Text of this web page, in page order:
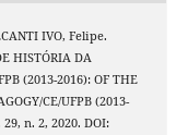
IVO, Felipe.
HISTÓRIA DA
(2013-2016): OF THE
CE/UFPB (2013-
29, n. 2, 2020. DOI: